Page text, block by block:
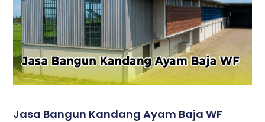
Jasa Bangun Kandang Ayam Baja WF